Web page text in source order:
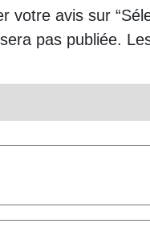
votre avis sur
pas publiée.